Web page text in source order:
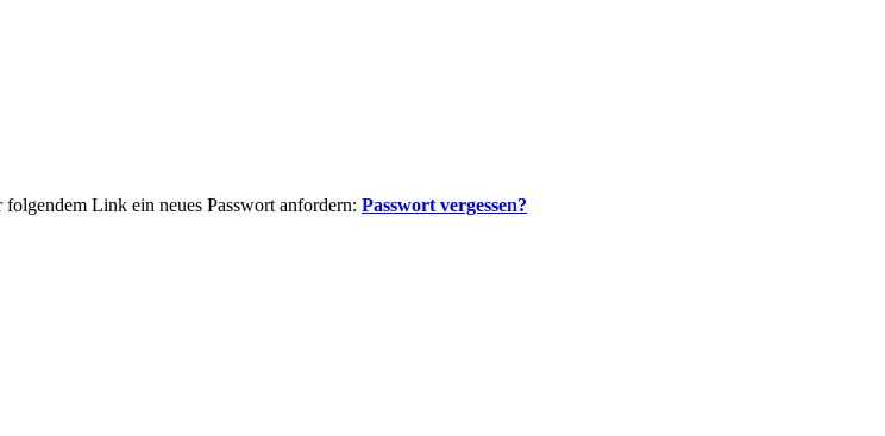
folgendem Link ein neues Passwort anfordern: Passwort vergessen?